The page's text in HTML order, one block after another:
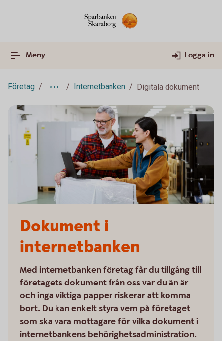
Meny Logga in
Företag Internetbanken Digitala dokument
Dokument i
internetbanken
Med internetbanken företag får du tillgång till
företagets dokument från oss var du än är
och inga viktiga papper riskerar att komma
bort. Du kan enkelt styra vem på företaget
som ska vara mottagare för vilka dokument i
internetbankens behörighetsadministration.